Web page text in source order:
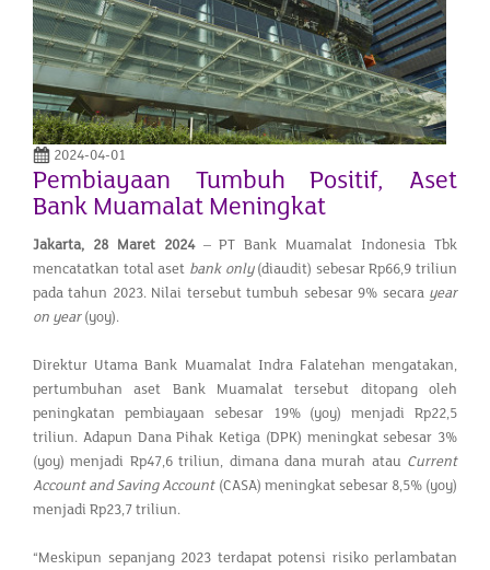
2024-04-01
Pembiayaan Tumbuh Positif, Aset
Bank Muamalat Meningkat
Jakarta, 28 Maret 2024– PT Bank Muamalat Indonesia Tbk
mencatatkan total aset bank only(diaudit) sebesar Rp66,9 triliun
pada tahun 2023. Nilai tersebut tumbuh sebesar 9% secara year
on year(yoy).
Direktur Utama Bank Muamalat Indra Falatehan mengatakan,
pertumbuhan aset Bank Muamalat tersebut ditopang oleh
peningkatan pembiayaan sebesar 19% (yoy) menjadi Rp22,5
triliun. Adapun Dana Pihak Ketiga (DPK) meningkat sebesar 3%
(yoy) menjadi Rp47,6 triliun, dimana dana murah atau Current
Account and Saving Account(CASA) meningkat sebesar 8,5% (yoy)
menjadi Rp23,7 triliun.
“Meskipun sepanjang 2023 terdapat potensi risiko perlambatan